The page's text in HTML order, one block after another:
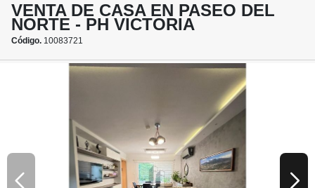
VENTA DE CASA EN PASEO DEL
NORTE - PH VICTORIA
Código. 10083721